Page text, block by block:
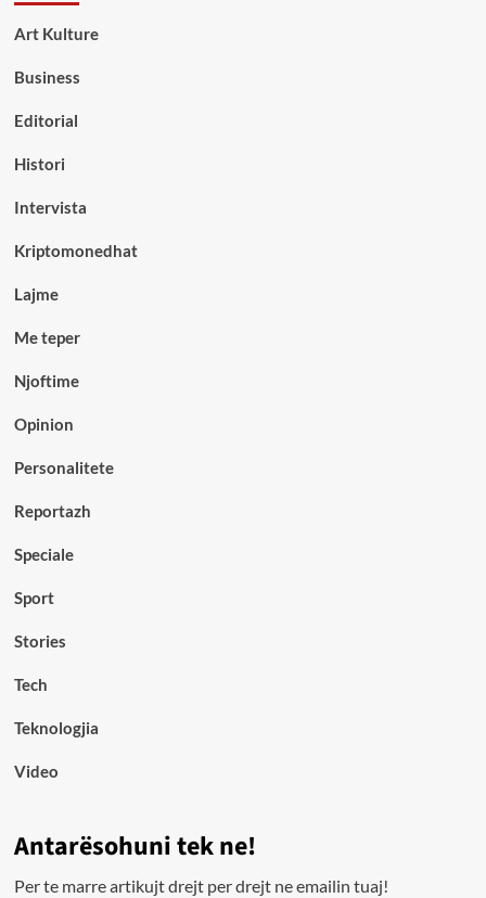
Art Kulture
Business
Editorial
Histori
Intervista
Kriptomonedhat
Lajme
Me teper
Njoftime
Opinion
Personalitete
Reportazh
Speciale
Sport
Stories
Tech
Teknologjia
Video
Antarësohuni tek ne!
Per te marre artikujt drejt per drejt ne emailin tuaj!